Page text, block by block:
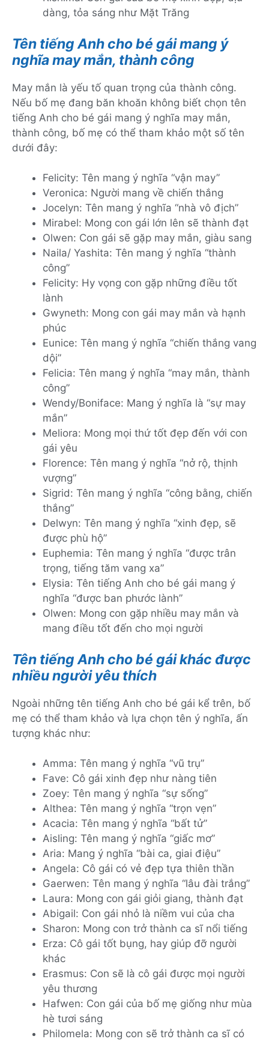
dàng, tỏa sáng như Mặt Trăng
Tên tiếng Anh cho bé gái mang ý
nghĩa may mắn, thành công
May mắn là yếu tố quan trọng của thành công.
Nếu bố mẹ đang băn khoăn không biết chọn tên
tiếng Anh cho bé gái mang ý nghĩa may mắn,
thành công, bố mẹ có thể tham khảo một số tên
dưới đây:
Felicity: Tên mang ý nghĩa “vận may”
Veronica: Người mang về chiến thắng
Jocelyn: Tên mang ý nghĩa “nhà vô địch”
Mirabel: Mong con gái lớn lên sẽ thành đạt
Olwen: Con gái sẽ gặp may mắn, giàu sang
Naila/ Yashita: Tên mang ý nghĩa “thành
công”
Felicity: Hy vọng con gặp những điều tốt
lành
Gwyneth: Mong con gái may mắn và hạnh
phúc
Eunice: Tên mang ý nghĩa “chiến thắng vang
dội”
Felicia: Tên mang ý nghĩa “may mắn, thành
công”
Wendy/Boniface: Mang ý nghĩa là “sự may
mắn”
Meliora: Mong mọi thứ tốt đẹp đến với con
gái yêu
Florence: Tên mang ý nghĩa “nở rộ, thịnh
vượng”
Sigrid: Tên mang ý nghĩa “công bằng, chiến
thắng”
Delwyn: Tên mang ý nghĩa “xinh đẹp, sẽ
được phù hộ”
Euphemia: Tên mang ý nghĩa “được trân
trọng, tiếng tăm vang xa”
Elysia: Tên tiếng Anh cho bé gái mang ý
nghĩa “được ban phước lành”
Olwen: Mong con gặp nhiều may mắn và
mang điều tốt đến cho mọi người
Tên tiếng Anh cho bé gái khác được
nhiều người yêu thích
Ngoài những tên tiếng Anh cho bé gái kể trên, bố
mẹ có thể tham khảo và lựa chọn tên ý nghĩa, ấn
tượng khác như:
Amma: Tên mang ý nghĩa “vũ trụ”
Fave: Cô gái xinh đẹp như nàng tiên
Zoey: Tên mang ý nghĩa “sự sống”
Althea: Tên mang ý nghĩa “trọn vẹn”
Acacia: Tên mang ý nghĩa “bất tử”
Aisling: Tên mang ý nghĩa “giấc mơ”
Aria: Mang ý nghĩa “bài ca, giai điệu”
Angela: Cô gái có vẻ đẹp tựa thiên thần
Gaerwen: Tên mang ý nghĩa “lâu đài trắng”
Laura: Mong con gái giỏi giang, thành đạt
Abigail: Con gái nhỏ là niềm vui của cha
Sharon: Mong con trở thành ca sĩ nổi tiếng
Erza: Cô gái tốt bụng, hay giúp đỡ người
khác
Erasmus: Con sẽ là cô gái được mọi người
yêu thương
Hafwen: Con gái của bố mẹ giống như mùa
hè tươi sáng
Philomela: Mong con sẽ trở thành ca sĩ có